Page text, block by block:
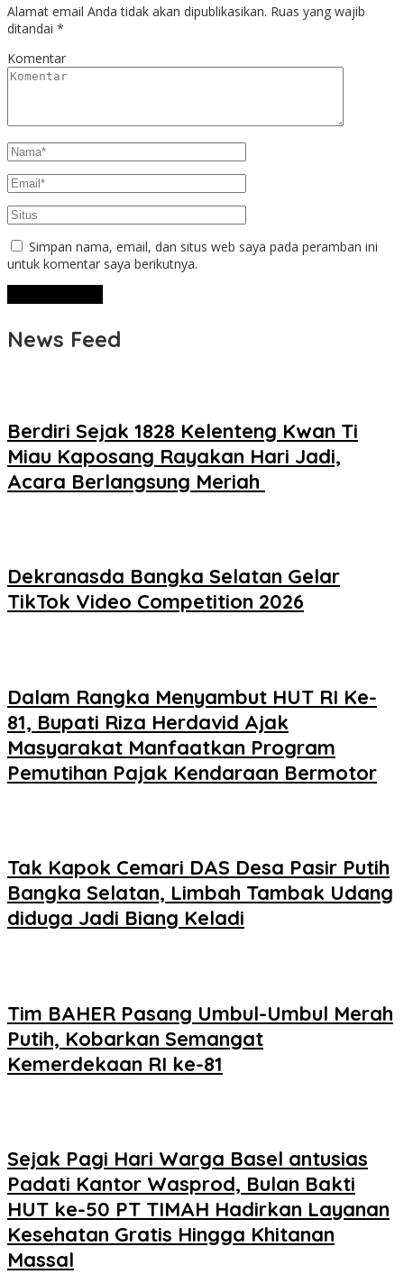
Alamat email Anda tidak akan dipublikasikan. Ruas yang wajib
ditandai *
Komentar
Simpan nama, email, dan situs web saya pada peramban ini
untuk komentar saya berikutnya.
News Feed
Berdiri Sejak 1828 Kelenteng Kwan Ti
Miau Kaposang Rayakan Hari Jadi,
Acara Berlangsung Meriah
Dekranasda Bangka Selatan Gelar
TikTok Video Competition 2026
Dalam Rangka Menyambut HUT RI Ke-
81, Bupati Riza Herdavid Ajak
Masyarakat Manfaatkan Program
Pemutihan Pajak Kendaraan Bermotor
Tak Kapok Cemari DAS Desa Pasir Putih
Bangka Selatan, Limbah Tambak Udang
diduga Jadi Biang Keladi
Tim BAHER Pasang Umbul-Umbul Merah
Putih, Kobarkan Semangat
Kemerdekaan RI ke-81
Sejak Pagi Hari Warga Basel antusias
Padati Kantor Wasprod, Bulan Bakti
HUT ke-50 PT TIMAH Hadirkan Layanan
Kesehatan Gratis Hingga Khitanan
Massal